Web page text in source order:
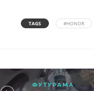
TAGS #HONOR
ФУТУРАМА